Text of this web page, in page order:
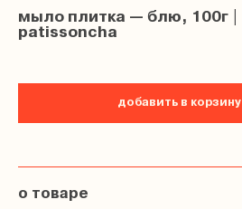
мыло плитка — блю, 100г |
patissoncha
добавить в корзину
о товаре